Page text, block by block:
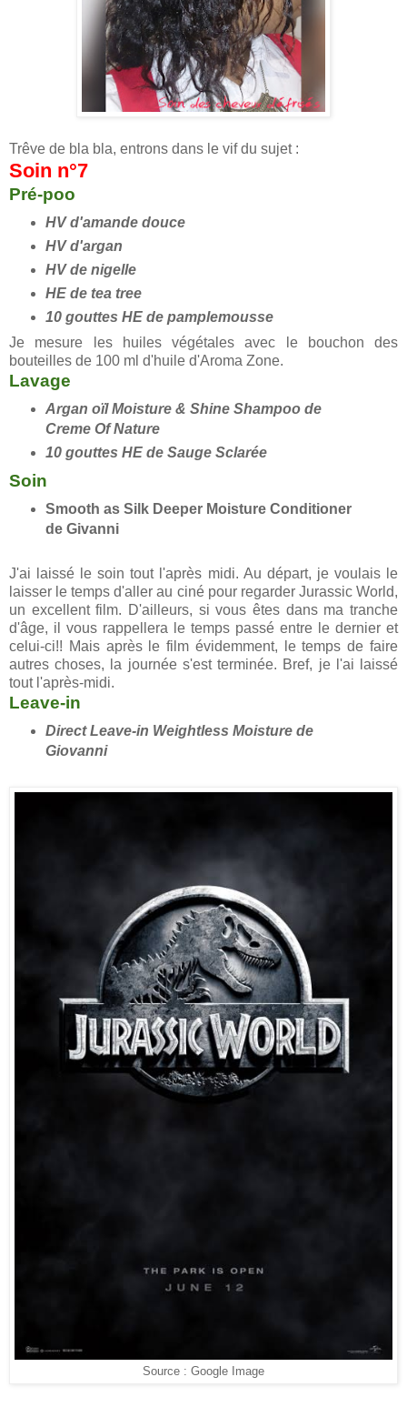
Trêve de bla bla, entrons dans le vif du sujet :
Soin n°7
Pré-poo
HV d'amande douce
HV d'argan
HV de nigelle
HE de tea tree
10 gouttes HE de pamplemousse
Je mesure les huiles végétales avec le bouchon des
bouteilles de 100 ml d'huile d'Aroma Zone.
Lavage
Argan oïl Moisture & Shine Shampoo de
Creme Of Nature
10 gouttes HE de Sauge Sclarée
Soin
Smooth as Silk Deeper Moisture Conditioner
de Givanni
J'ai laissé le soin tout l'après midi. Au départ, je voulais le
laisser le temps d'aller au ciné pour regarder Jurassic World,
un excellent film. D'ailleurs, si vous êtes dans ma tranche
d'âge, il vous rappellera le temps passé entre le dernier et
celui-ci!! Mais après le film évidemment, le temps de faire
autres choses, la journée s'est terminée. Bref, je l'ai laissé
tout l'après-midi.
Leave-in
Direct Leave-in Weightless Moisture de
Giovanni
Source : Google Image